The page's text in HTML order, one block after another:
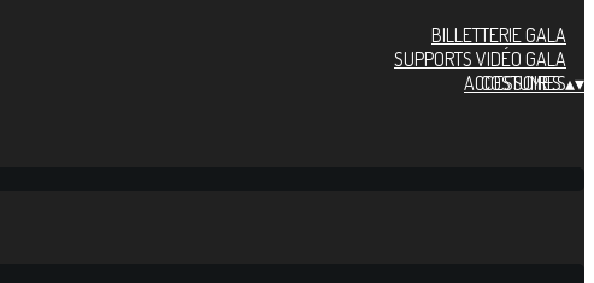
BILLETTERIE GALA
SUPPORTS VIDÉO GALA
ACCESSOIRES
COSTUMES▴▾